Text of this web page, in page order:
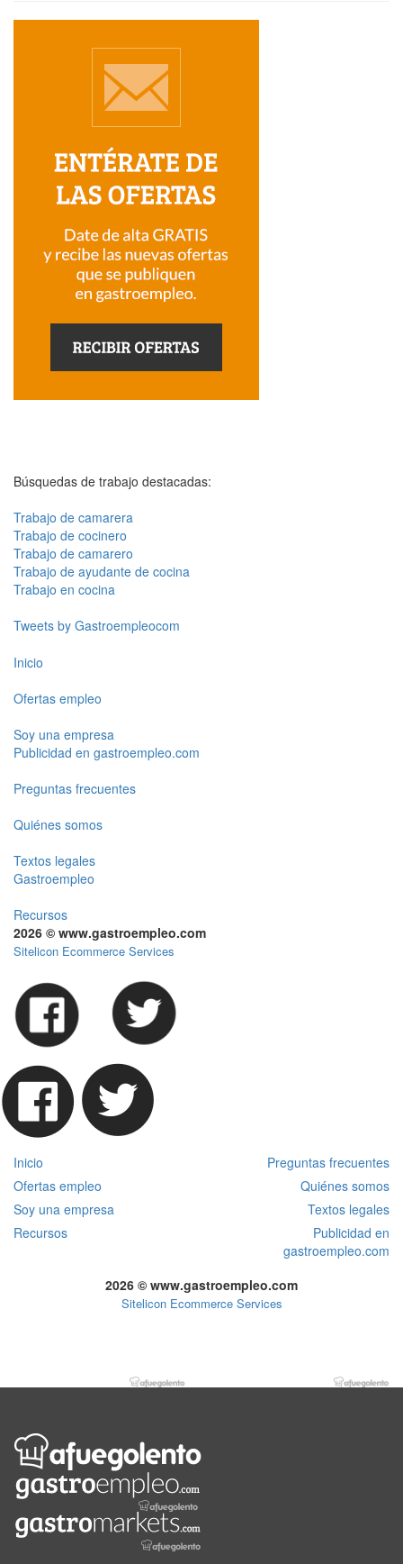
Búsquedas de trabajo destacadas:
Trabajo de camarera
Trabajo de cocinero
Trabajo de camarero
Trabajo de ayudante de cocina
Trabajo en cocina
Tweets by Gastroempleocom
Inicio
Ofertas empleo
Soy una empresa
Publicidad en gastroempleo.com
Preguntas frecuentes
Quiénes somos
Textos legales
Gastroempleo
Recursos
2026 © www.gastroempleo.com
Sitelicon Ecommerce Services
Inicio
Preguntas frecuentes
Ofertas empleo
Quiénes somos
Soy una empresa
Textos legales
Recursos
Publicidad en
gastroempleo.com
2026 © www.gastroempleo.com
Sitelicon Ecommerce Services